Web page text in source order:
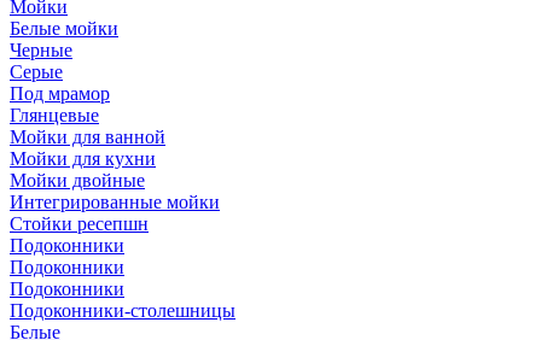
Мойки
Белые мойки
Черные
Серые
Под мрамор
Глянцевые
Мойки для ванной
Мойки для кухни
Мойки двойные
Интегрированные мойки
Стойки ресепшн
Подоконники
Подоконники
Подоконники
Подоконники-столешницы
Белые